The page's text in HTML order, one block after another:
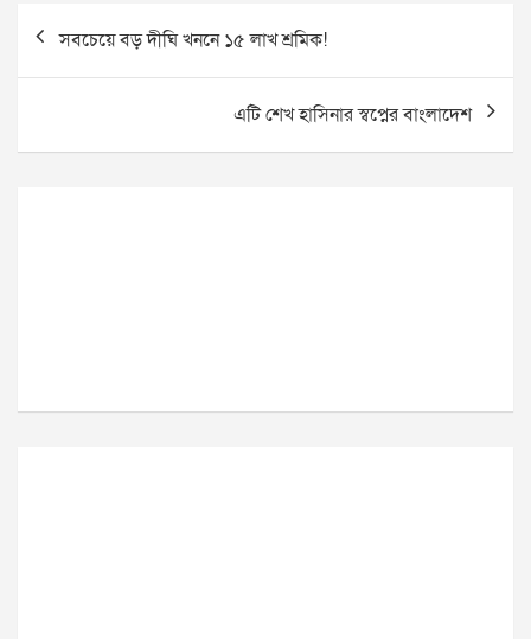
Post
navigation
সবচেয়ে বড় দীঘি খননে ১৫ লাখ শ্রমিক!
এটি শেখ হাসিনার স্বপ্নের বাংলাদেশ